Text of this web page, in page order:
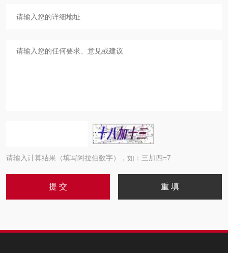
请输入计算结果（填写阿拉伯数字），如：三加四=7